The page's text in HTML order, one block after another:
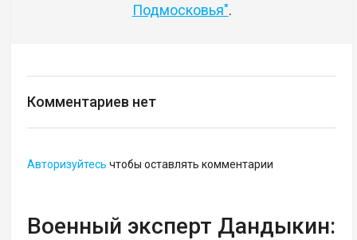
Подмосковья".
Комментариев нет
Авторизуйтесь чтобы оставлять комментарии
Военный эксперт Дандыкин: